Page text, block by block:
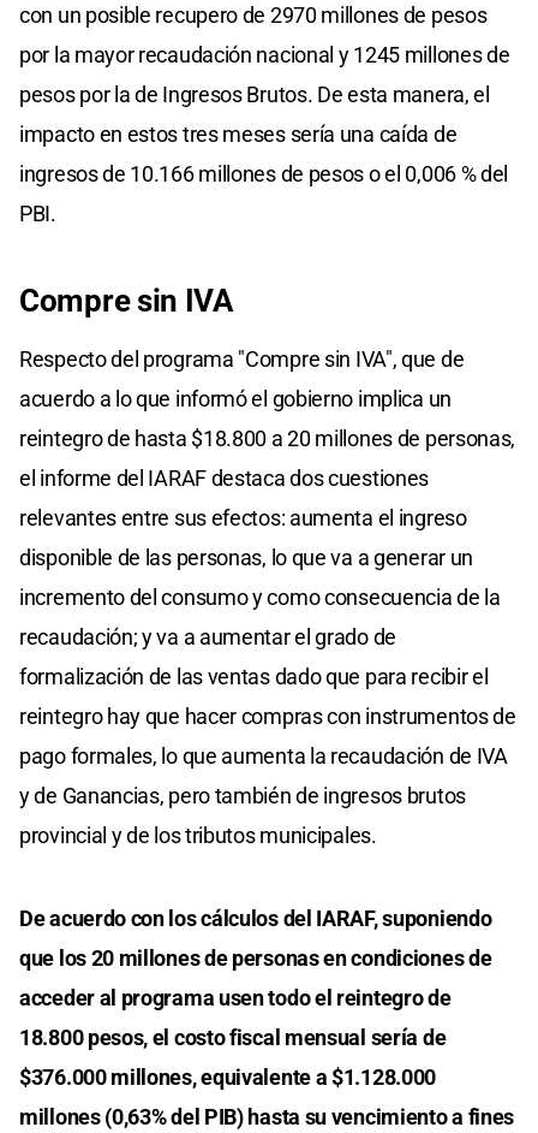
con un posible recupero de 2970 millones de pesos
por la mayor recaudación nacional y 1245 millones de
pesos por la de Ingresos Brutos. De esta manera, el
impacto en estos tres meses sería una caída de
ingresos de 10.166 millones de pesos o el 0,006 % del
PBI.
Compre sin IVA
Respecto del programa "Compre sin IVA", que de
acuerdo a lo que informó el gobierno implica un
reintegro de hasta $18.800 a 20 millones de personas,
el informe del IARAF destaca dos cuestiones
relevantes entre sus efectos: aumenta el ingreso
disponible de las personas, lo que va a generar un
incremento del consumo y como consecuencia de la
recaudación; y va a aumentar el grado de
formalización de las ventas dado que para recibir el
reintegro hay que hacer compras con instrumentos de
pago formales, lo que aumenta la recaudación de IVA
y de Ganancias, pero también de ingresos brutos
provincial y de los tributos municipales.
De acuerdo con los cálculos del IARAF, suponiendo
que los 20 millones de personas en condiciones de
acceder al programa usen todo el reintegro de
18.800 pesos, el costo fiscal mensual sería de
$376.000 millones, equivalente a $1.128.000
millones (0,63% del PIB) hasta su vencimiento a fines